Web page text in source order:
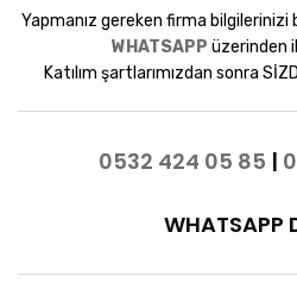
Yapmanız gereken firma
WHATSAPP üzerinden
Katılım şartlarımızdan sonra
0532 424 05 85 |
WHATSAPP